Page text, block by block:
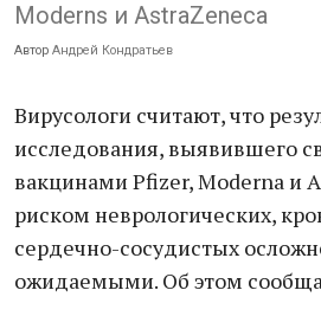
Moderns и AstraZeneca
Автор Андрей Кондратьев
Вирусологи считают, что
исследования, выявившего
вакцинами Pfizer, Moderna и
риском неврологических,
сердечно-сосудистых
ожидаемыми. Об этом